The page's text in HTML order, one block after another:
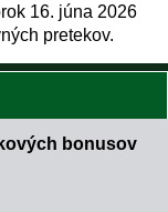
16. júna 2026
pretekov.
bonusov